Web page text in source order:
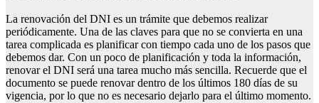
La renovación del DNI es un trámite que debemos realizar
periódicamente. Una de las claves para que no se convierta en una
tarea complicada es planificar con tiempo cada uno de los pasos que
debemos dar. Con un poco de planificación y toda la información,
renovar el DNI será una tarea mucho más sencilla. Recuerde que el
documento se puede renovar dentro de los últimos 180 días de su
vigencia, por lo que no es necesario dejarlo para el último momento.